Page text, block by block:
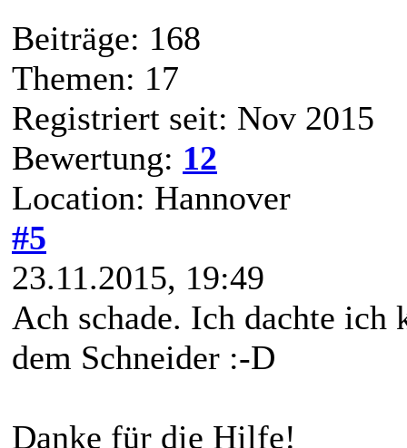
Beiträge: 168
Themen: 17
Registriert seit: Nov 2015
Bewertung: 12
Location: Hannover
#5
23.11.2015, 19:49
Ach schade. Ich dachte
dem Schneider :-D
Danke für die Hilfe!